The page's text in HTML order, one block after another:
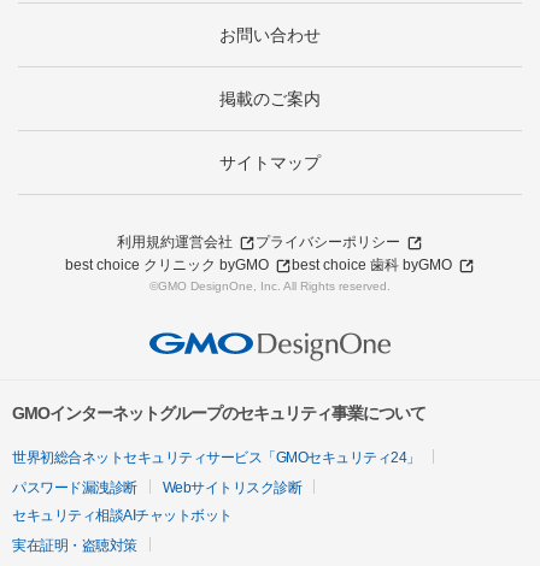
お問い合わせ
掲載のご案内
サイトマップ
利用規約運営会社
プライバシーポリシー
best choice クリニック byGMO
best choice 歯科 byGMO
©GMO DesignOne, Inc. All Rights reserved.
GMOインターネットグループのセキュリティ事業について
世界初総合ネットセキュリティサービス「GMOセキュリティ24」
パスワード漏洩診断
Webサイトリスク診断
セキュリティ相談AIチャットボット
実在証明・盗聴対策